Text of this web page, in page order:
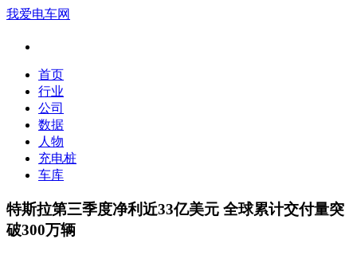
我爱电车网
首页
行业
公司
数据
人物
充电桩
车库
特斯拉第三季度净利近33亿美元 全球累计交付量突
破300万辆